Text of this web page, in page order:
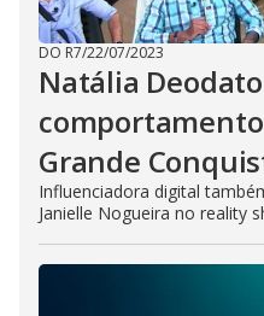
DO R7/22/07/2023
Natália
Grande
Influenciadora digital
Janielle Nogueira no reality